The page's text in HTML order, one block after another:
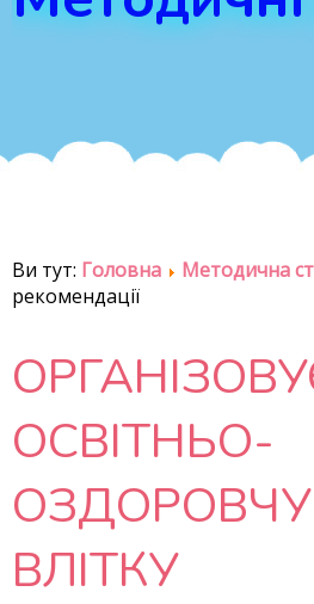
Ви тут: Головна Методична
рекомендації
ОСВІТНЬО-
ВЛІТКУ